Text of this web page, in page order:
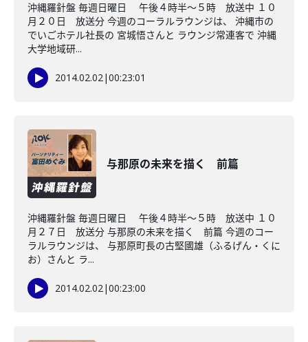
沖縄羅針盤 毎週日曜日 午後４時半〜５時 放送中 １０
月２０日 放送分 今週のコーラルラウンジは、 沖縄市の
でいごホテル社長の 宮城悟さんと ラウンジ常連客で 沖縄
大学地域研...
2014.02.02|00:23:01
与那原の未来を描く 前篇
沖縄羅針盤 毎週日曜日 午後４時半～５時 放送中 １０
月２７日 放送分 与那原の未来を描く 前篇 今週のコー
ラルラウンジは、 与那原町長の古堅國雄（ふるげん・くに
お）さんと ラ...
2014.02.02|00:23:00